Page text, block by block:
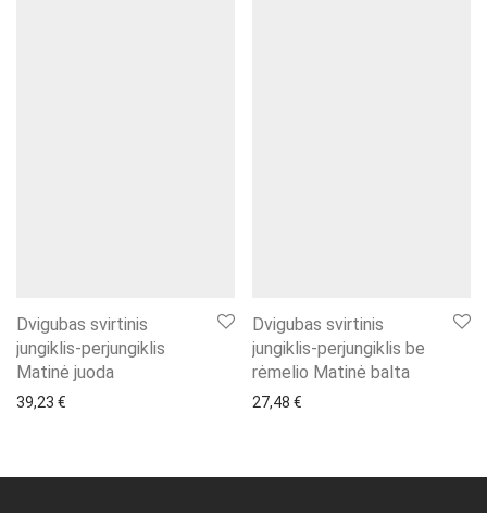
Dvigubas svirtinis
jungiklis-perjungiklis
Matinė juoda
39,23 €
Dvigubas svirtinis
jungiklis-perjungiklis be
rėmelio Matinė balta
27,48 €